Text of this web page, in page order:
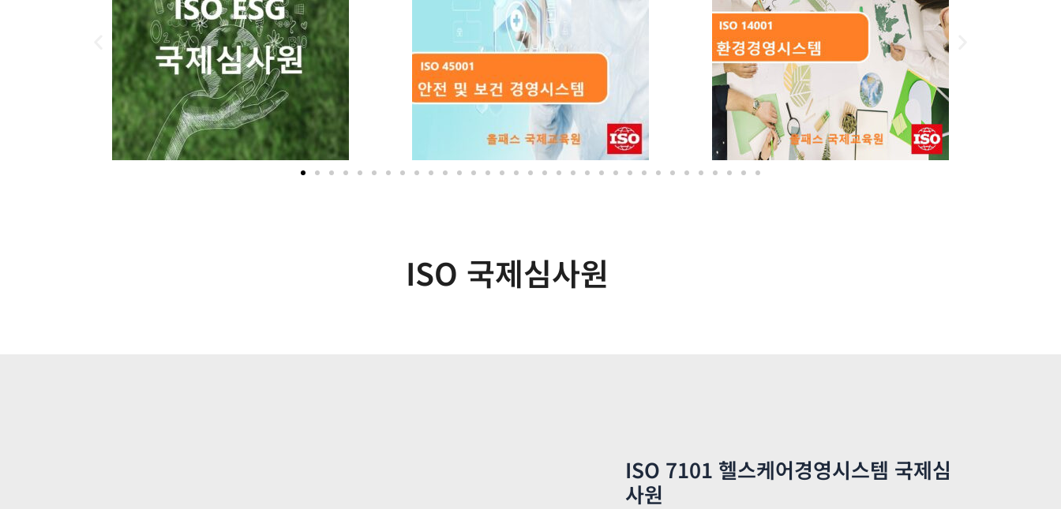
ISO 국제심사원
ISO 7101 헬스케어경영시스템 국제심
사원